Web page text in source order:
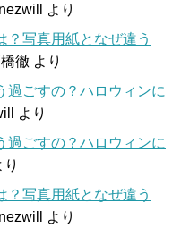
より
？写真用紙となぜ違う
徹 より
過ごすの？ハロウィンに
より
過ごすの？ハロウィンに
り
？写真用紙となぜ違う
より